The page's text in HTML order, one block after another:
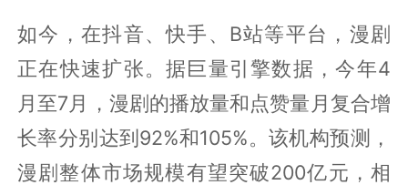
如今，在抖音、快手、B站等平台，漫剧
正在快速扩张。据巨量引擎数据，今年4
月至7月，漫剧的播放量和点赞量月复合增
长率分别达到92%和105%。该机构预测，
漫剧整体市场规模有望突破200亿元，相